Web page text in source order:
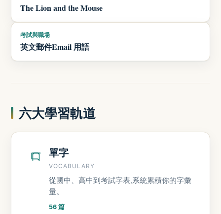
The Lion and the Mouse
考試與職場
英文郵件Email 用語
六大學習軌道
單字
VOCABULARY
從國中、高中到考試字表,系統累積你的字彙
量。
56 篇